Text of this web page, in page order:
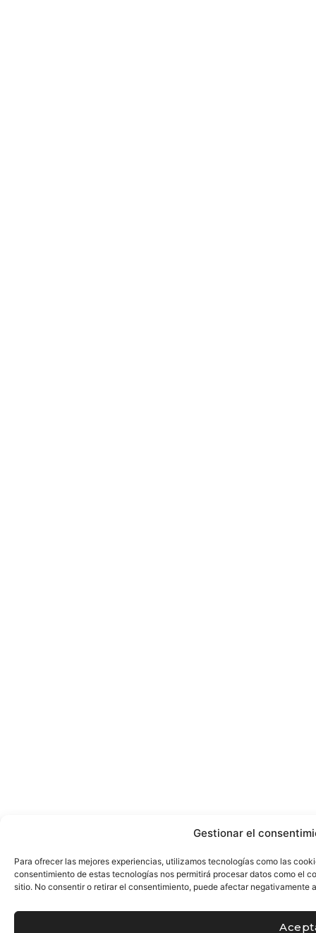
Gestionar el
Para ofrecer las mejores experiencias, utilizamos tecnologías como las
consentimiento de estas tecnologías nos permitirá procesar datos como el
sitio. No consentir o retirar el consentimiento, puede afectar negativamente